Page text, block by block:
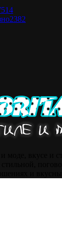
2382